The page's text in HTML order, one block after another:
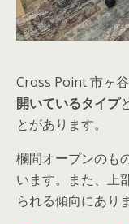
Cross Point 市ヶ
開いているタイプ
とがあります。
欄間オープンのも
います。また、上
られる傾向にあり